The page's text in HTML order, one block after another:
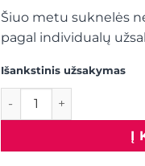
Šiuo metu suknelės
pagal individualų
Išankstinis užsakymas
produkto kiekis:
Į